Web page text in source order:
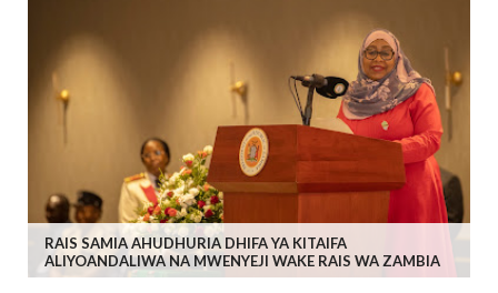
RAIS SAMIA AHUDHURIA DHIFA YA KITAIFA
ALIYOANDALIWA NA MWENYEJI WAKE RAIS WA ZAMBIA